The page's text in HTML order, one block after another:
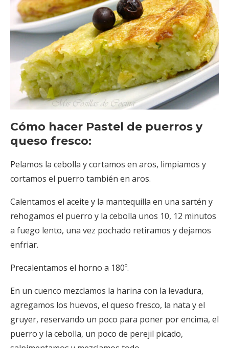
Cómo hacer Pastel de puerros y
queso fresco:
Pelamos la cebolla y cortamos en aros, limpiamos y
cortamos el puerro también en aros.
Calentamos el aceite y la mantequilla en una sartén y
rehogamos el puerro y la cebolla unos 10, 12 minutos
a fuego lento, una vez pochado retiramos y dejamos
enfriar.
Precalentamos el horno a 180º.
En un cuenco mezclamos la harina con la levadura,
agregamos los huevos, el queso fresco, la nata y el
gruyer, reservando un poco para poner por encima, el
puerro y la cebolla, un poco de perejil picado,